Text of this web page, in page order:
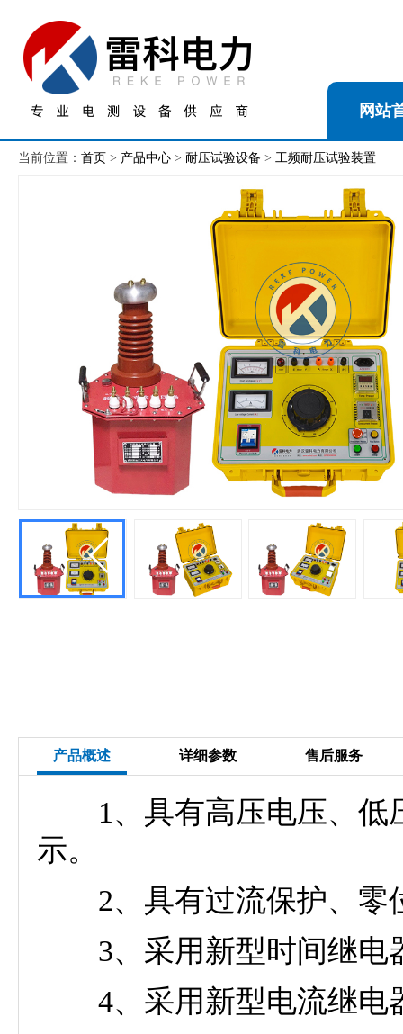
网站
当前位置： 首页 > 产品中心 > 耐压试验设备 > 工频耐压试验装置
产品概述 详细参数 售后服务
1、具有高压电压、低
示。
2、具有过流保护、零
3、采用新型时间继电
4、采用新型电流继电